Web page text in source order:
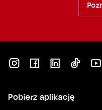
Pobierz aplikację